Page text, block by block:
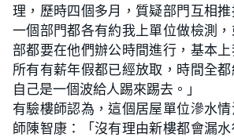
理，歷時四個多月，質疑部門互相
一個部門都各有約我上單位做檢測
部都要在他們辦公時間進行，基本
所有有薪年假都已經放取，時間全
自己是一個波給人踢來踢去。」
有驗樓師認為，這個居屋單位滲水
師陳智康：「沒有理由新樓都會漏